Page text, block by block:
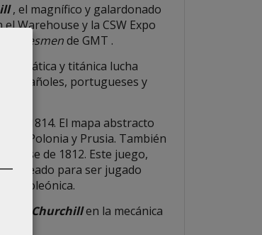
, el magnífico y galardonado
Warehouse y la CSW Expo
Statesmende GMT .
y titánica lucha
españoles, portugueses y
y 1814. El mapa abstracto
de Polonia y Prusia. También
de 1812. Este juego,
creado para ser jugado
napoleónica.
de Churchillen la mecánica